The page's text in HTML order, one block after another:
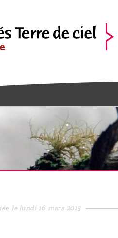
le lundi 16 mars 2015